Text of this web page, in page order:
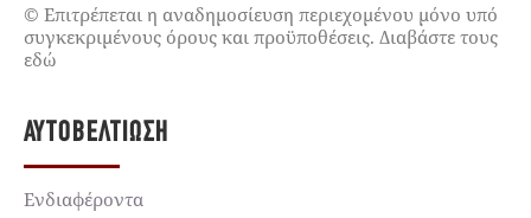
© Επιτρέπεται η αναδημοσίευση περιεχομένου μόνο υπό
συγκεκριμένους όρους και προϋποθέσεις. Διαβάστε τους
εδώ
ΑΥΤΟΒΕΛΤΊΩΣΗ
Ενδιαφέροντα